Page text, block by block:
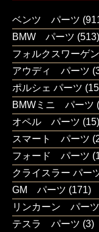
ベンツ パーツ
BMW パーツ (513)
フォルクスワーゲ
アウディ パーツ
ポルシェ パーツ
BMWミニ パーツ
オペル パーツ (15)
スマート パーツ
フォード パーツ
クライスラー パー
GM パーツ (171)
リンカーン パーツ
テスラ パーツ (3)